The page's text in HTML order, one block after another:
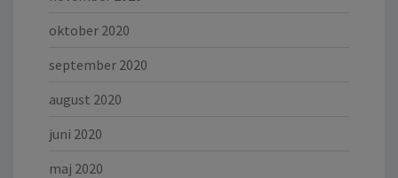
oktober 2020
september 2020
august 2020
juni 2020
maj 2020